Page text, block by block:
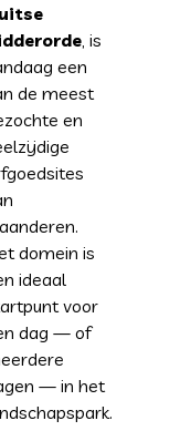
, is
een
de meest
en
domein is
ideaal
voor
dag — of
— in het